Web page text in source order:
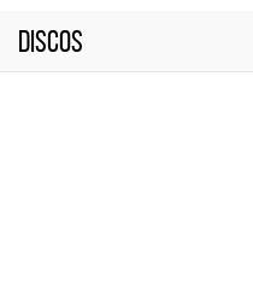
Discos